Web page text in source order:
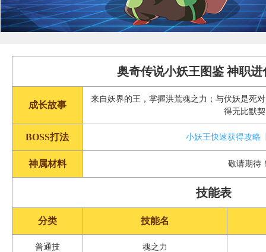
奥奇传说小妖王图鉴 神职
成长故事
来自妖界的王，掌握洪荒魂之力；与伏妖是死
得无比默
BOSS打法 小妖王快速获得攻略
神属材料 敬请期待
技能表
分类 技能名
普通技 魂之力